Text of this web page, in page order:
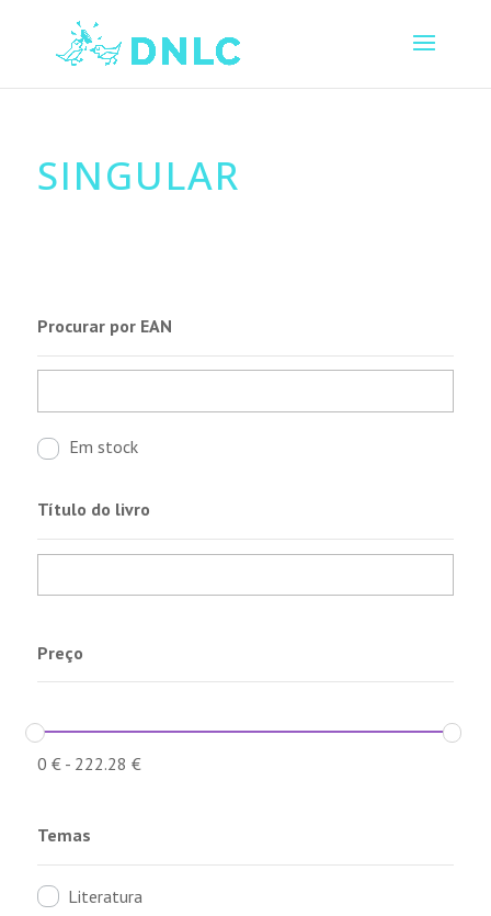
SINGULAR
Procurar por EAN
Em stock
Título do livro
Preço
0 €- 222.28 €
Temas
Literatura